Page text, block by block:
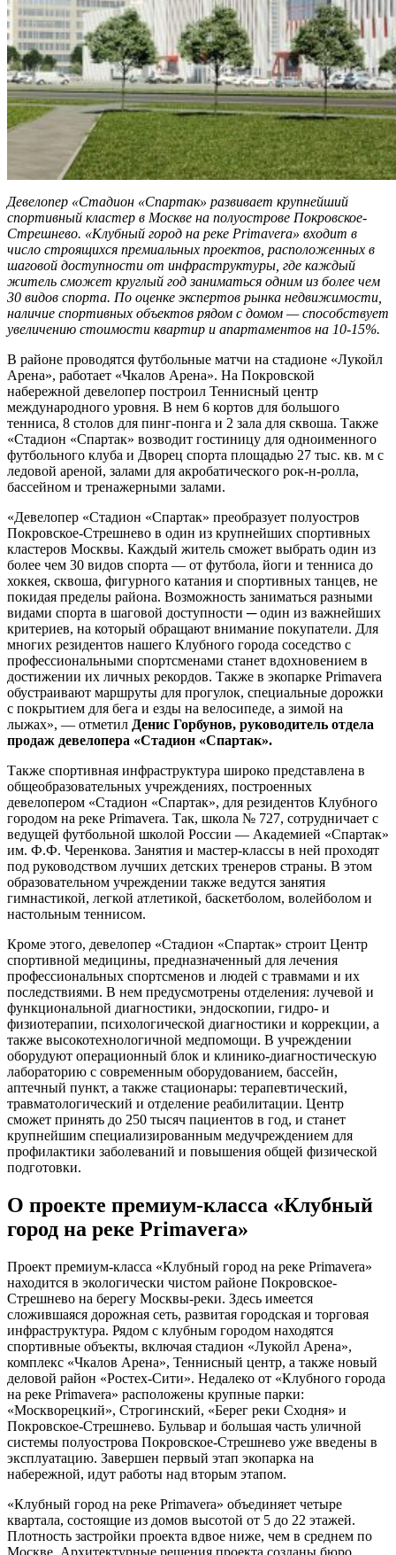
Девелопер «Стадион «Спартак» развивает крупнейший
спортивный кластер в Москве на полуострове Покровское-
Стрешнево. «Клубный город на реке Primavera» входит в
число строящихся премиальных проектов, расположенных в
шаговой доступности от инфраструктуры, где каждый
житель сможет круглый год заниматься одним из более чем
30 видов спорта. По оценке экспертов рынка недвижимости,
наличие спортивных объектов рядом с домом — способствует
увеличению стоимости квартир и апартаментов на 10-15%.
В районе проводятся футбольные матчи на стадионе «Лукойл
Арена», работает «Чкалов Арена». На Покровской
набережной девелопер построил Теннисный центр
международного уровня. В нем 6 кортов для большого
тенниса, 8 столов для пинг-понга и 2 зала для сквоша. Также
«Стадион «Спартак» возводит гостиницу для одноименного
футбольного клуба и Дворец спорта площадью 27 тыс. кв. м с
ледовой ареной, залами для акробатического рок-н-ролла,
бассейном и тренажерными залами.
«Девелопер «Стадион «Спартак» преобразует полуостров
Покровское-Стрешнево в один из крупнейших спортивных
кластеров Москвы. Каждый житель сможет выбрать один из
более чем 30 видов спорта — от футбола, йоги и тенниса до
хоккея, сквоша, фигурного катания и спортивных танцев, не
покидая пределы района. Возможность заниматься разными
видами спорта в шаговой доступности ─ один из важнейших
критериев, на который обращают внимание покупатели. Для
многих резидентов нашего Клубного города соседство с
профессиональными спортсменами станет вдохновением в
достижении их личных рекордов. Также в экопарке Primavera
обустраивают маршруты для прогулок, специальные дорожки
с покрытием для бега и езды на велосипеде, а зимой на
лыжах», — отметил Денис Горбунов, руководитель отдела
продаж девелопера «Стадион «Спартак».
Также спортивная инфраструктура широко представлена в
общеобразовательных учреждениях, построенных
девелопером «Стадион «Спартак», для резидентов Клубного
городом на реке Primavera. Так, школа № 727, сотрудничает с
ведущей футбольной школой России — Академией «Спартак»
им. Ф.Ф. Черенкова. Занятия и мастер-классы в ней проходят
под руководством лучших детских тренеров страны. В этом
образовательном учреждении также ведутся занятия
гимнастикой, легкой атлетикой, баскетболом, волейболом и
настольным теннисом.
Кроме этого, девелопер «Стадион «Спартак» строит Центр
спортивной медицины, предназначенный для лечения
профессиональных спортсменов и людей с травмами и их
последствиями. В нем предусмотрены отделения: лучевой и
функциональной диагностики, эндоскопии, гидро- и
физиотерапии, психологической диагностики и коррекции, а
также высокотехнологичной медпомощи. В учреждении
оборудуют операционный блок и клинико-диагностическую
лабораторию с современным оборудованием, бассейн,
аптечный пункт, а также стационары: терапевтический,
травматологический и отделение реабилитации. Центр
сможет принять до 250 тысяч пациентов в год, и станет
крупнейшим специализированным медучреждением для
профилактики заболеваний и повышения общей физической
подготовки.
О проекте премиум-класса «Клубный
город на реке Primavera»
Проект премиум-класса «Клубный город на реке Primavera»
находится в экологически чистом районе Покровское-
Стрешнево на берегу Москвы-реки. Здесь имеется
сложившаяся дорожная сеть, развитая городская и торговая
инфраструктура. Рядом с клубным городом находятся
спортивные объекты, включая стадион «Лукойл Арена»,
комплекс «Чкалов Арена», Теннисный центр, а также новый
деловой район «Ростех-Сити». Недалеко от «Клубного города
на реке Primavera» расположены крупные парки:
«Москворецкий», Строгинский, «Берег реки Сходня» и
Покровское-Стрешнево. Бульвар и большая часть уличной
системы полуострова Покровское-Стрешнево уже введены в
эксплуатацию. Завершен первый этап экопарка на
набережной, идут работы над вторым этапом.
«Клубный город на реке Primavera» объединяет четыре
квартала, состоящие из домов высотой от 5 до 22 этажей.
Плотность застройки проекта вдвое ниже, чем в среднем по
Москве. Архитектурные решения проекта созданы бюро